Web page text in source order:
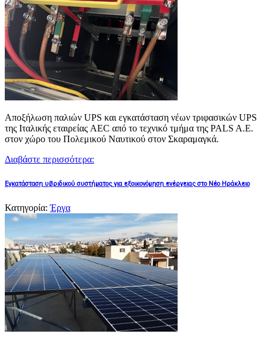
Αποξήλωση παλιών UPS και εγκατάσταση νέων τριφασικών UPS
της Ιταλικής εταιρείας AEC από το τεχνικό τμήμα της PALS A.E.
στον χώρο του Πολεμικού Ναυτικού στον Σκαραμαγκά.
Διαβάστε περισσότερα:
Εγκατάσταση υβριδικού συστήματος για εξοικονόμηση ενέργειας στο Νέο Ηράκλειο
Κατηγορία:Έργα